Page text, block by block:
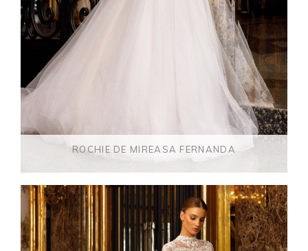
ROCHIE DE MIREASA FERNANDA